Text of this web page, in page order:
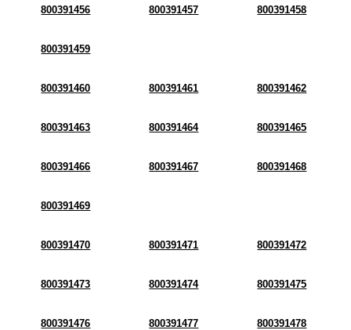
800391456 800391457 800391458
800391459
800391460 800391461 800391462
800391463 800391464 800391465
800391466 800391467 800391468
800391469
800391470 800391471 800391472
800391473 800391474 800391475
800391476 800391477 800391478